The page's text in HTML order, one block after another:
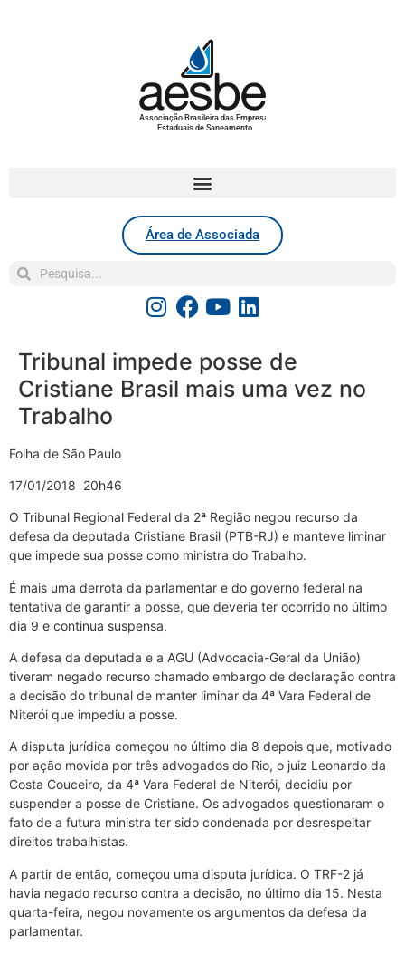
Associação Brasileira das Empresas
Estaduais de Saneamento
Área de Associada
Tribunal impede posse de
Cristiane Brasil mais uma vez no
Trabalho
Folha de São Paulo
17/01/2018 20h46
O Tribunal Regional Federal da 2ª Região negou recurso da
defesa da deputada Cristiane Brasil (PTB-RJ) e manteve liminar
que impede sua posse como ministra do Trabalho.
É mais uma derrota da parlamentar e do governo federal na
tentativa de garantir a posse, que deveria ter ocorrido no último
dia 9 e continua suspensa.
A defesa da deputada e a AGU (Advocacia-Geral da União)
tiveram negado recurso chamado embargo de declaração contra
a decisão do tribunal de manter liminar da 4ª Vara Federal de
Niterói que impediu a posse.
A disputa jurídica começou no último dia 8 depois que, motivado
por ação movida por três advogados do Rio, o juiz Leonardo da
Costa Couceiro, da 4ª Vara Federal de Niterói, decidiu por
suspender a posse de Cristiane. Os advogados questionaram o
fato de a futura ministra ter sido condenada por desrespeitar
direitos trabalhistas.
A partir de então, começou uma disputa jurídica. O TRF-2 já
havia negado recurso contra a decisão, no último dia 15. Nesta
quarta-feira, negou novamente os argumentos da defesa da
parlamentar.